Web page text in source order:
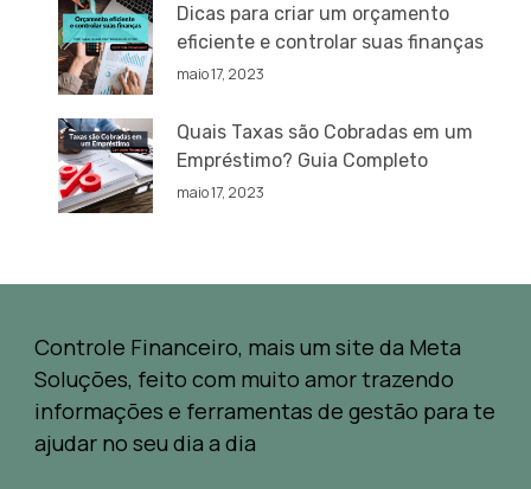
Dicas para criar um orçamento
eficiente e controlar suas finanças
maio 17, 2023
Quais Taxas são Cobradas em um
Empréstimo? Guia Completo
maio 17, 2023
Controle Financeiro, mais um site da Meta
Soluções, feito com muito amor trazendo
informações e ferramentas de gestão para te
ajudar no seu dia a dia